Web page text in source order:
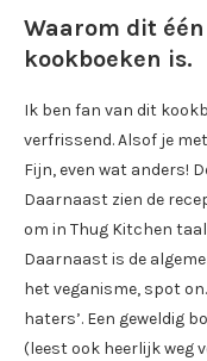
Waarom dit
kookboeken is.
Ik ben fan van dit
verfrissend. Alsof je
Fijn, even wat anders!
Daarnaast zien de
om in Thug Kitchen taal
Daarnaast is de
het veganisme, spot
haters’. Een geweldig
(leest ook heerlijk weg